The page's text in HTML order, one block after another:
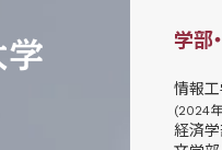
学部
情報
(2024
経済